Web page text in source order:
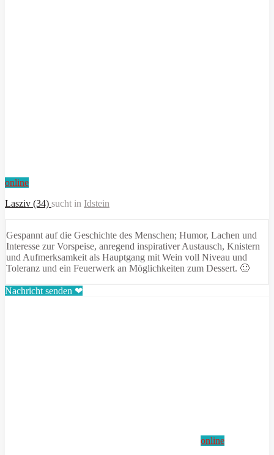
online
Lasziv (34) sucht in Idstein
Gespannt auf die Geschichte des Menschen; Humor, Lachen und
Interesse zur Vorspeise, anregend inspirativer Austausch, Knistern
und Aufmerksamkeit als Hauptgang mit Wein voll Niveau und
Toleranz und ein Feuerwerk an Möglichkeiten zum Dessert. 🙂
Nachricht senden ❤
online